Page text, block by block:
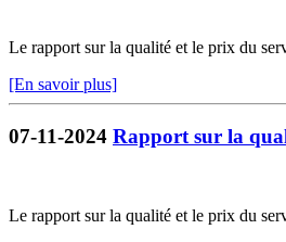
Le rapport sur la qualité et le prix du
[En savoir plus]
07-11-2024 Rapport sur la
Le rapport sur la qualité et le prix du